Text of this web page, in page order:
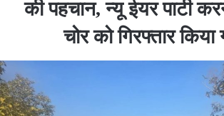
की पहचान, न्यू ईयर पार्टी
चोर को गिरफ्तार किया